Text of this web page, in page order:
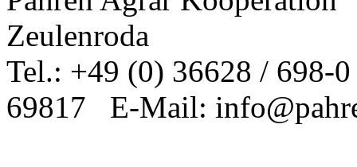
Zeulenroda
Tel.: +49 (0) 36628 / 698-
69817 E-Mail: